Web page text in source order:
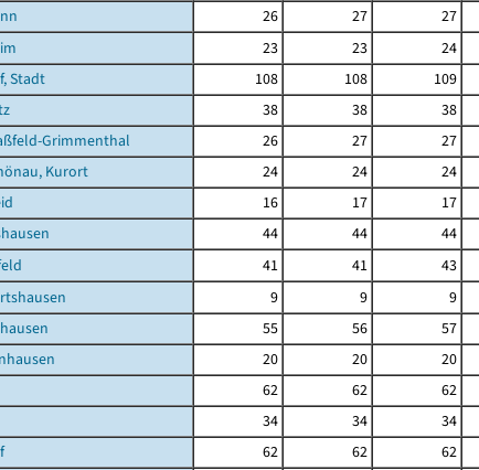
26 27 27
23 23 24
Stadt
108 108 109
38 38 38
Grimmenthal
26 27 27
Kurort
24 24 24
16 17 17
44 44 44
41 41 43
9 9 9
55 56 57
20 20 20
62 62 62
34 34 34
62 62 62